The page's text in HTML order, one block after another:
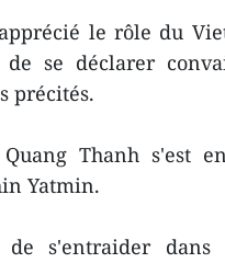
le rôle du
de se déclarer
précités.
Thanh s'est
Yatmin.
s'entraider dans